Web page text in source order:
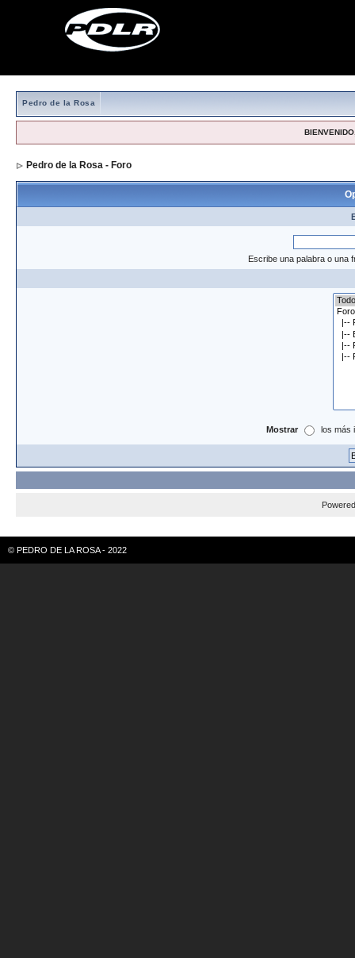
Pedro de la Rosa
Pedro de la Rosa - Foro
Escribe una palabra o una
Mostrar los más
© PEDRO DE LA ROSA - 2022